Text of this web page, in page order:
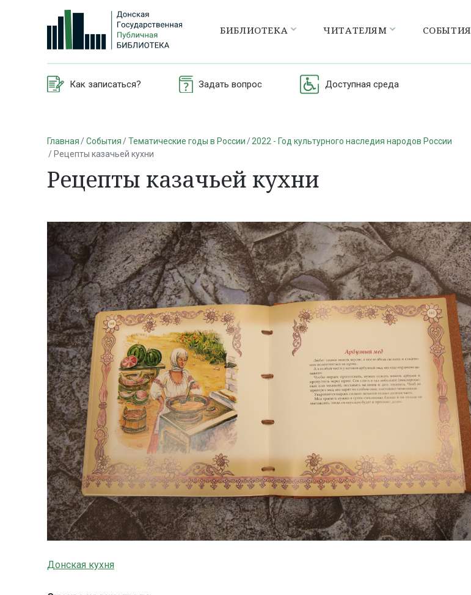
БИБЛИОТЕКА ЧИТАТЕЛЯМ СОБЫТИЯ
Как записаться? Задать вопрос Доступная среда
Главная События Тематические годы в России
2022 - Год культурного наследия народов России
Рецепты казачьей кухни
Рецепты казачьей кухни
Донская кухня